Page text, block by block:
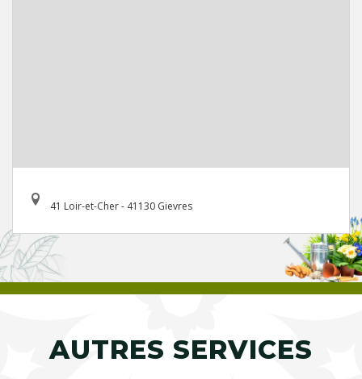
41 Loir-et-Cher - 41130 Gievres
AUTRES SERVICES